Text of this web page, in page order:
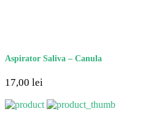
Aspirator Saliva – Canula
17,00 lei